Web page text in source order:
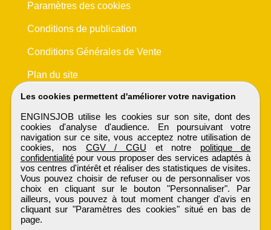
Les cookies permettent d'améliorer votre navigation
ENGINSJOB utilise les cookies sur son site, dont des
cookies d'analyse d'audience. En poursuivant votre
navigation sur ce site, vous acceptez notre utilisation de
cookies, nos CGV / CGU et notre politique de
confidentialitépour vous proposer des services adaptés à
vos centres d'intérêt et réaliser des statistiques de visites.
Vous pouvez choisir de refuser ou de personnaliser vos
choix en cliquant sur le bouton "Personnaliser". Par
ailleurs, vous pouvez à tout moment changer d'avis en
cliquant sur "Paramètres des cookies" situé en bas de
page.
Paramètres des cookies
Conditions de publication
Conditions Générales de Vente
Plan du site